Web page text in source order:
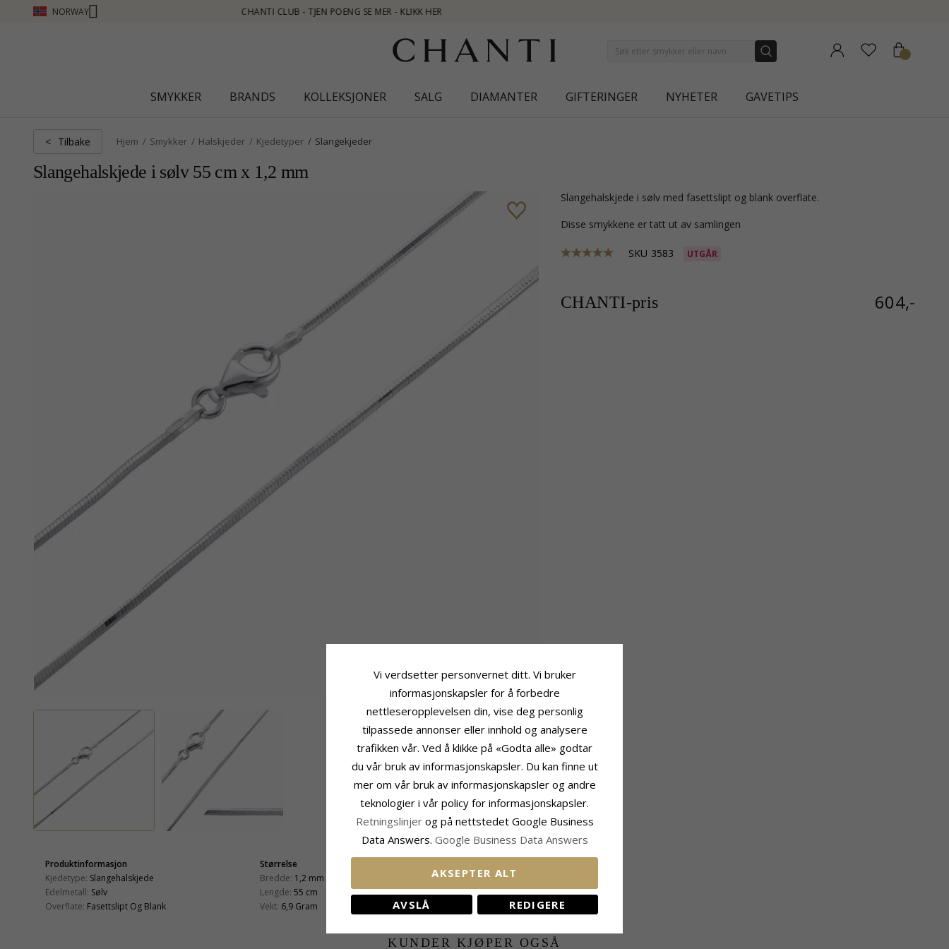
NORWAY
- TJEN POENG SE MER - KLIKK HER
SMYKKER BRANDS KOLLEKSJONER SALG DIAMANTER GIFTERINGER NYHETER GAVETIPS
< Tilbake Hjem Smykker Halskjeder Kjedetyper Slangekjeder
Slangehalskjede i sølv 55 cm x 1,2 mm
slangehalskjede i sølv med fasettslipt og blank overflate.
Disse smykkene er tatt ut av samlingen
SKU 3583 UTGÅR
CHANTI-pris 604,-
Produktinformasjon
Kjedetype: Slangehalskjede
Edelmetall: Sølv
Overflate: Fasettslipt Og Blank
Størrelse
Bredde: 1,2 mm
Lengde: 55 cm
Vekt: 6,9 Gram
Leveringstid:
KUNDER KJØPER OGSÅ
Vi verdsetter personvernet ditt. Vi bruker
informasjonskapsler for å forbedre
nettleseropplevelsen din, vise deg personlig
tilpassede annonser eller innhold og analysere
trafikken vår. Ved å klikke på «Godta alle» godtar
du vår bruk av informasjonskapsler. Du kan finne ut
mer om vår bruk av informasjonskapsler og andre
teknologier i vår policy for informasjonskapsler.
Retningslinjer og på nettstedet Google Business
Data Answers. Google Business Data Answers
AKSEPTER ALT
AVSLÅ REDIGERE